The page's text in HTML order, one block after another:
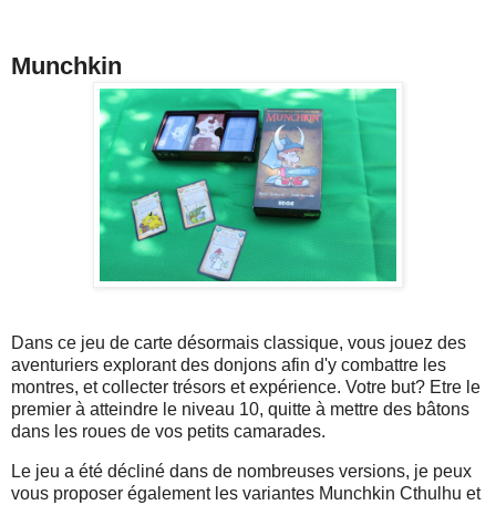
Munchkin
Dans ce jeu de carte désormais classique, vous jouez des
aventuriers explorant des donjons afin d'y combattre les
montres, et collecter trésors et expérience. Votre but? Etre le
premier à atteindre le niveau 10, quitte à mettre des bâtons
dans les roues de vos petits camarades.
Le jeu a été décliné dans de nombreuses versions, je peux
vous proposer également les variantes Munchkin Cthulhu et